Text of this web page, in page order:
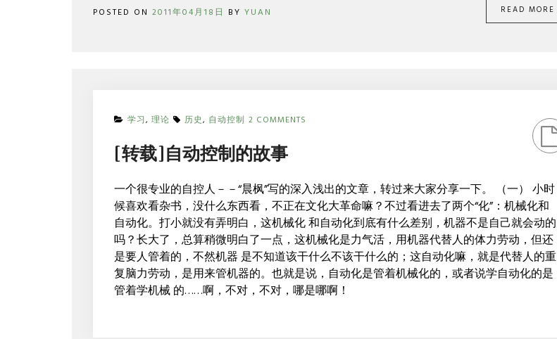
POSTED ON 2011年04月18日 BY YUAN READ MORE
学习, 理论 历史, 自动控制 2 COMMENTS
控
制
的
故
事
[转载]自动控制的故事
一个很专业的自控人－－“晨枫”写的深入浅出的文章，转过来大家分享一下。 （一） 小时
候喜欢看杂书，没什么东西看，不正在文化大革命嘛？不过看进去了两个“化”：机械化和
自动化。打小就没有弄明白，这机械化 和自动化到底有什么差别，机器不是自己就会动的
吗？长大了，总算稍微明白了一点，这机械化是力气活，用机器代替人的体力劳动，但还
是要人管着的，不然机器 是不知道该干什么不该干什么的；这自动化嘛，就是代替人的重
复脑力劳动，是用来管机器的。也就是说，自动化是管着机械化的，或者说学自动化的是
管着学机械 的……啊，不对，不对，哪是哪啊！